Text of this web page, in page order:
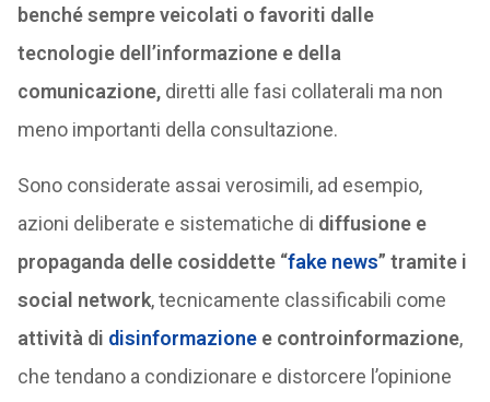
benché sempre veicolati o favoriti dalle
tecnologie dell’informazione e della
comunicazione,diretti alle fasi collaterali ma non
meno importanti della consultazione.
Sono considerate assai verosimili, ad esempio,
azioni deliberate e sistematiche di diffusione e
propaganda delle cosiddette “fake news” tramite i
social network, tecnicamente classificabili come
attività di disinformazionee controinformazione,
che tendano a condizionare e distorcere l’opinione